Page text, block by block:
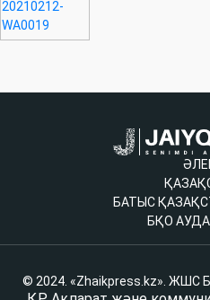
БАТЫС
БҚО
© 2024. «Zhaikpress.kz». ЖШС